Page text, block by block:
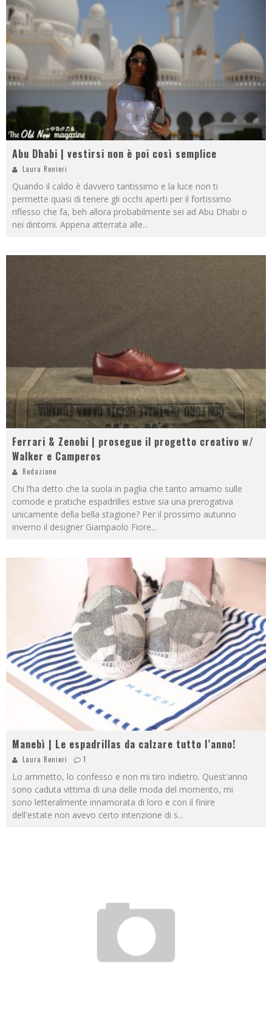
Abu Dhabi | vestirsi non è poi così semplice
Laura Renieri
Quando il caldo è davvero tantissimo e la luce non ti
permette quasi di tenere gli occhi aperti per il fortissimo
riflesso che fa, beh allora probabilmente sei ad Abu Dhabi o
nei dintorni. Appena atterrata alle...
Ferrari & Zenobi | prosegue il progetto creativo w/
Walker e Camperos
Redazione
Chi l’ha detto che la suola in paglia che tanto amiamo sulle
comode e pratiche espadrilles estive sia una prerogativa
unicamente della bella stagione? Per il prossimo autunno
inverno il designer Giampaolo Fiore...
Manebì | Le espadrillas da calzare tutto l’anno!
Laura Renieri 1
Lo ammetto, lo confesso e non mi tiro indietro. Quest'anno
sono caduta vittima di una delle moda del momento, mi
sono letteralmente innamorata di loro e con il finire
dell'estate non avevo certo intenzione di s...